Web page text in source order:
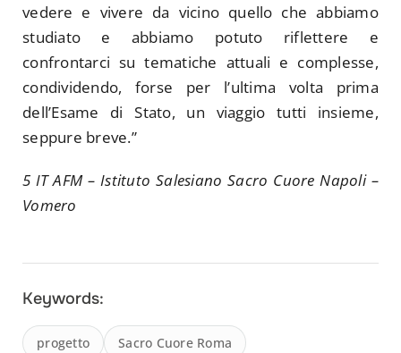
vedere e vivere da vicino quello che abbiamo
studiato e abbiamo potuto riflettere e
confrontarci su tematiche attuali e complesse,
condividendo, forse per l’ultima volta prima
dell’Esame di Stato, un viaggio tutti insieme,
seppure breve.”
5 IT AFM – Istituto Salesiano Sacro Cuore Napoli –
Vomero
Keywords:
progetto Sacro Cuore Roma